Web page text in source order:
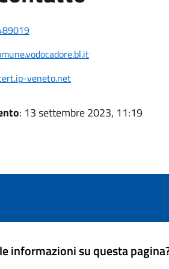
veneto.net
: 13 settembre 2023, 11:19
informazioni su questa